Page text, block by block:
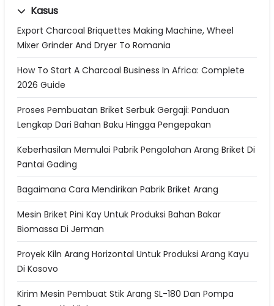
Kasus
Export Charcoal Briquettes Making Machine, Wheel
Mixer Grinder And Dryer To Romania
How To Start A Charcoal Business In Africa: Complete
2026 Guide
Proses Pembuatan Briket Serbuk Gergaji: Panduan
Lengkap Dari Bahan Baku Hingga Pengepakan
Keberhasilan Memulai Pabrik Pengolahan Arang Briket Di
Pantai Gading
Bagaimana Cara Mendirikan Pabrik Briket Arang
Mesin Briket Pini Kay Untuk Produksi Bahan Bakar
Biomassa Di Jerman
Proyek Kiln Arang Horizontal Untuk Produksi Arang Kayu
Di Kosovo
Kirim Mesin Pembuat Stik Arang SL-180 Dan Pompa